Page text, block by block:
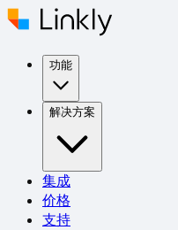
功能
解决方案
集成
价格
支持